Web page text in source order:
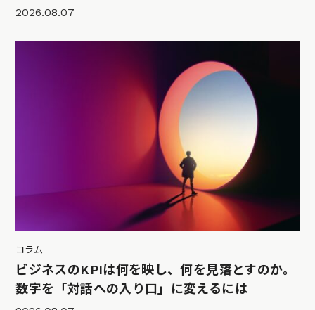
2026.08.07
コラム
ビジネスのKPIは何を映し、何を見落とすのか。
数字を「対話への入り口」に変えるには